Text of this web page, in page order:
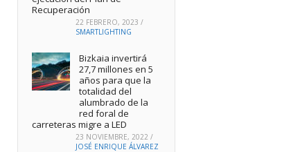
Recuperación
22 FEBRERO, 2023 /
SMARTLIGHTING
Bizkaia invertirá
27,7 millones en 5
años para que la
totalidad del
alumbrado de la
red foral de
carreteras migre a LED
23 NOVIEMBRE, 2022 /
JOSÉ ENRIQUE ÁLVAREZ